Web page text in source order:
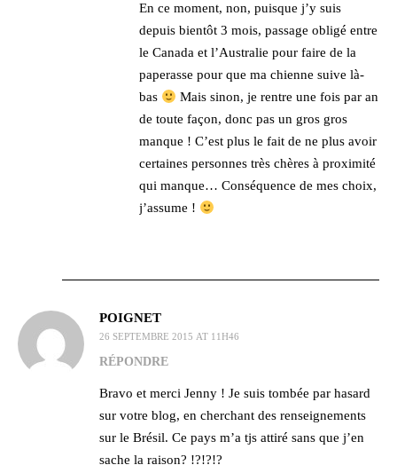
En ce moment, non, puisque j’y suis
depuis bientôt 3 mois, passage obligé entre
le Canada et l’Australie pour faire de la
paperasse pour que ma chienne suive là-
bas
Mais sinon, je rentre une fois par an
de toute façon, donc pas un gros gros
manque ! C’est plus le fait de ne plus avoir
certaines personnes très chères à proximité
qui manque… Conséquence de mes choix,
j’assume !
POIGNET
26 SEPTEMBRE 2015 AT 11H46
RÉPONDRE
Bravo et merci Jenny ! Je suis tombée par hasard
sur votre blog, en cherchant des renseignements
sur le Brésil. Ce pays m’a tjs attiré sans que j’en
sache la raison? !?!?!?